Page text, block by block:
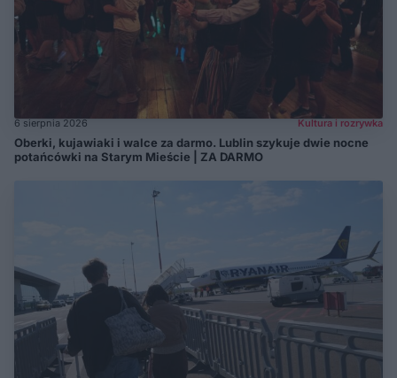
6 sierpnia 2026 Kultura i rozrywka
Oberki, kujawiaki i walce za darmo. Lublin szykuje dwie nocne
potańcówki na Starym Mieście | ZA DARMO